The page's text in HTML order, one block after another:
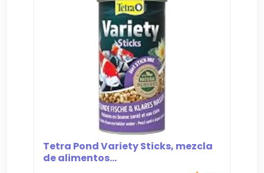
Tetra Pond Variety Sticks, mezcla
de alimentos...